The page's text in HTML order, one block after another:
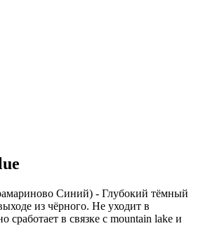
Синий) - Глубокий тёмный
из чёрного. Не уходит в
сработает в связке с mountain lake и